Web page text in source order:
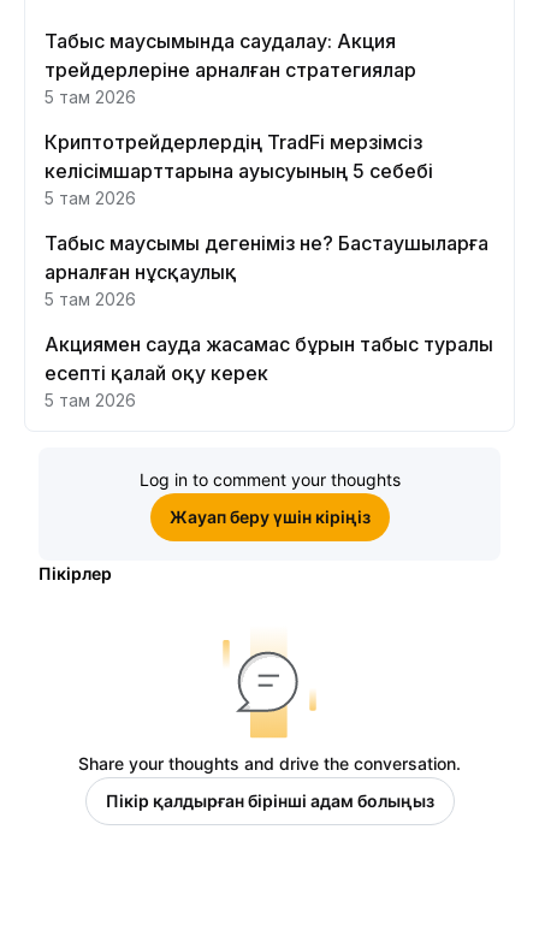
Табыс маусымында саудалау: Акция
трейдерлеріне арналған стратегиялар
5 там 2026
Криптотрейдерлердің TradFi мерзімсіз
келісімшарттарына ауысуының 5 себебі
5 там 2026
Табыс маусымы дегеніміз не? Бастаушыларға
арналған нұсқаулық
5 там 2026
Акциямен сауда жасамас бұрын табыс туралы
есепті қалай оқу керек
5 там 2026
Log in to comment your thoughts
Жауап беру үшін кіріңіз
Пікірлер
Share your thoughts and drive the conversation.
Пікір қалдырған бірінші адам болыңыз